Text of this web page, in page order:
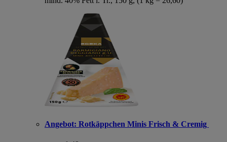
Angebot: Rotkäppchen Minis Frisch & Cremig